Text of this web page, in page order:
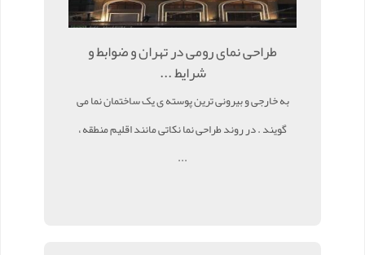
طراحی نمای رومی در تهران و ضوابط و
شرایط ...
به خارجی و بیرونی ترین پوسته ی یک ساختمان نما می
گویند . در روند طراحی نما نکاتی مانند اقلیم منطقه ،
...